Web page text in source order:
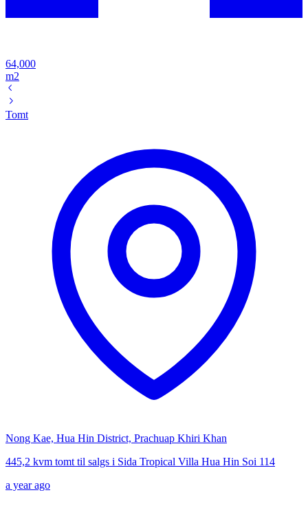
64,000
m2
Tomt
Nong Kae, Hua Hin District, Prachuap Khiri Khan
445,2 kvm tomt til salgs i Sida Tropical Villa Hua Hin Soi 114
a year ago